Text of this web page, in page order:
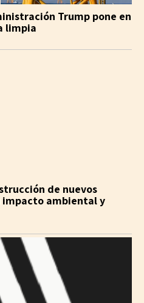
Trump pone en
limpia
de nuevos
impacto ambiental y